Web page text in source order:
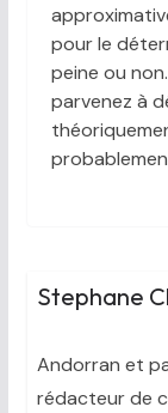
pour le
peine ou
parvenez à
Stephane
Andorran et
rédacteur de